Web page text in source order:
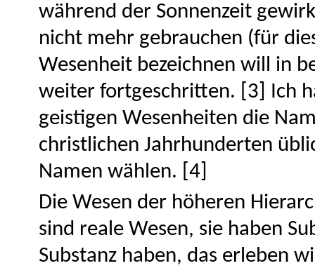
während der Sonnenzeit
nicht mehr gebrauchen (für
Wesenheit bezeichnen will in
weiter fortgeschritten. [3] Ich
geistigen Wesenheiten die
christlichen Jahrhunderten
Namen wählen. [4]
Die Wesen der höheren
sind reale Wesen, sie haben
Substanz haben, das erleben